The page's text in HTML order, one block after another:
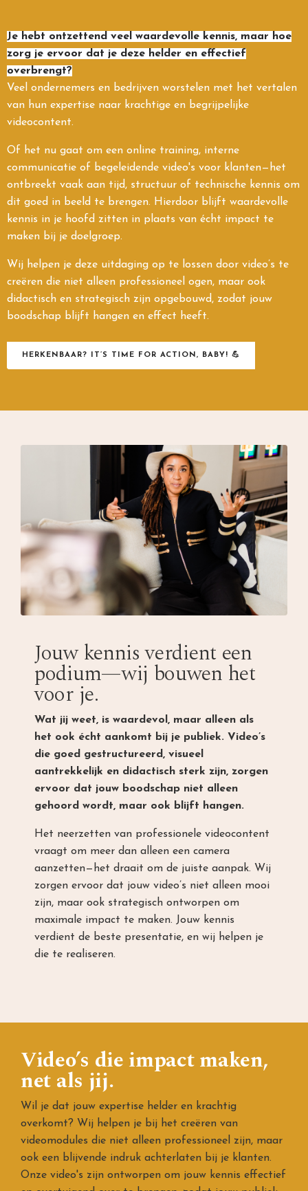
Je hebt ontzettend veel waardevolle kennis, maar hoe
zorg je ervoor dat je deze helder en effectief
overbrengt?
Veel ondernemers en bedrijven worstelen met het vertalen
van hun expertise naar krachtige en begrijpelijke
videocontent.
Of het nu gaat om een online training, interne
communicatie of begeleidende video's voor klanten—het
ontbreekt vaak aan tijd, structuur of technische kennis om
dit goed in beeld te brengen. Hierdoor blijft waardevolle
kennis in je hoofd zitten in plaats van écht impact te
maken bij je doelgroep.
Wij helpen je deze uitdaging op te lossen door video’s te
creëren die niet alleen professioneel ogen, maar ook
didactisch en strategisch zijn opgebouwd, zodat jouw
boodschap blijft hangen en effect heeft.
HERKENBAAR? IT’S TIME FOR ACTION, BABY! 💪
Jouw kennis verdient een
podium—wij bouwen het
voor je.
Wat jij weet, is waardevol, maar alleen als
het ook écht aankomt bij je publiek. Video’s
die goed gestructureerd, visueel
aantrekkelijk en didactisch sterk zijn, zorgen
ervoor dat jouw boodschap niet alleen
gehoord wordt, maar ook blijft hangen.
Het neerzetten van professionele videocontent
vraagt om meer dan alleen een camera
aanzetten—het draait om de juiste aanpak. Wij
zorgen ervoor dat jouw video’s niet alleen mooi
zijn, maar ook strategisch ontworpen om
maximale impact te maken. Jouw kennis
verdient de beste presentatie, en wij helpen je
die te realiseren.
Video’s die impact maken,
net als jij.
Wil je dat jouw expertise helder en krachtig
overkomt? Wij helpen je bij het creëren van
videomodules die niet alleen professioneel zijn, maar
ook een blijvende indruk achterlaten bij je klanten.
Onze video's zijn ontworpen om jouw kennis effectief